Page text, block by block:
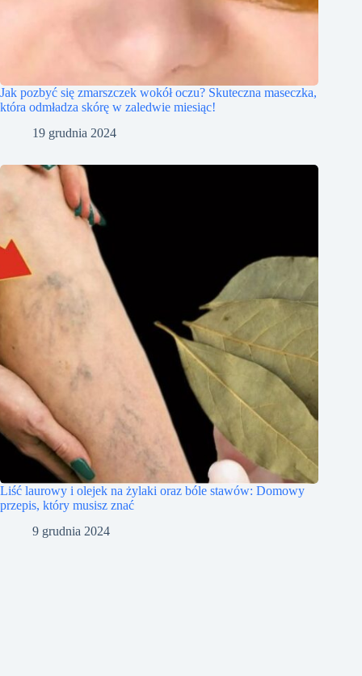
Jak pozbyć się zmarszczek wokół oczu? Skuteczna maseczka,
która odmładza skórę w zaledwie miesiąc!
19 grudnia 2024
Liść laurowy i olejek na żylaki oraz bóle stawów: Domowy
przepis, który musisz znać
9 grudnia 2024